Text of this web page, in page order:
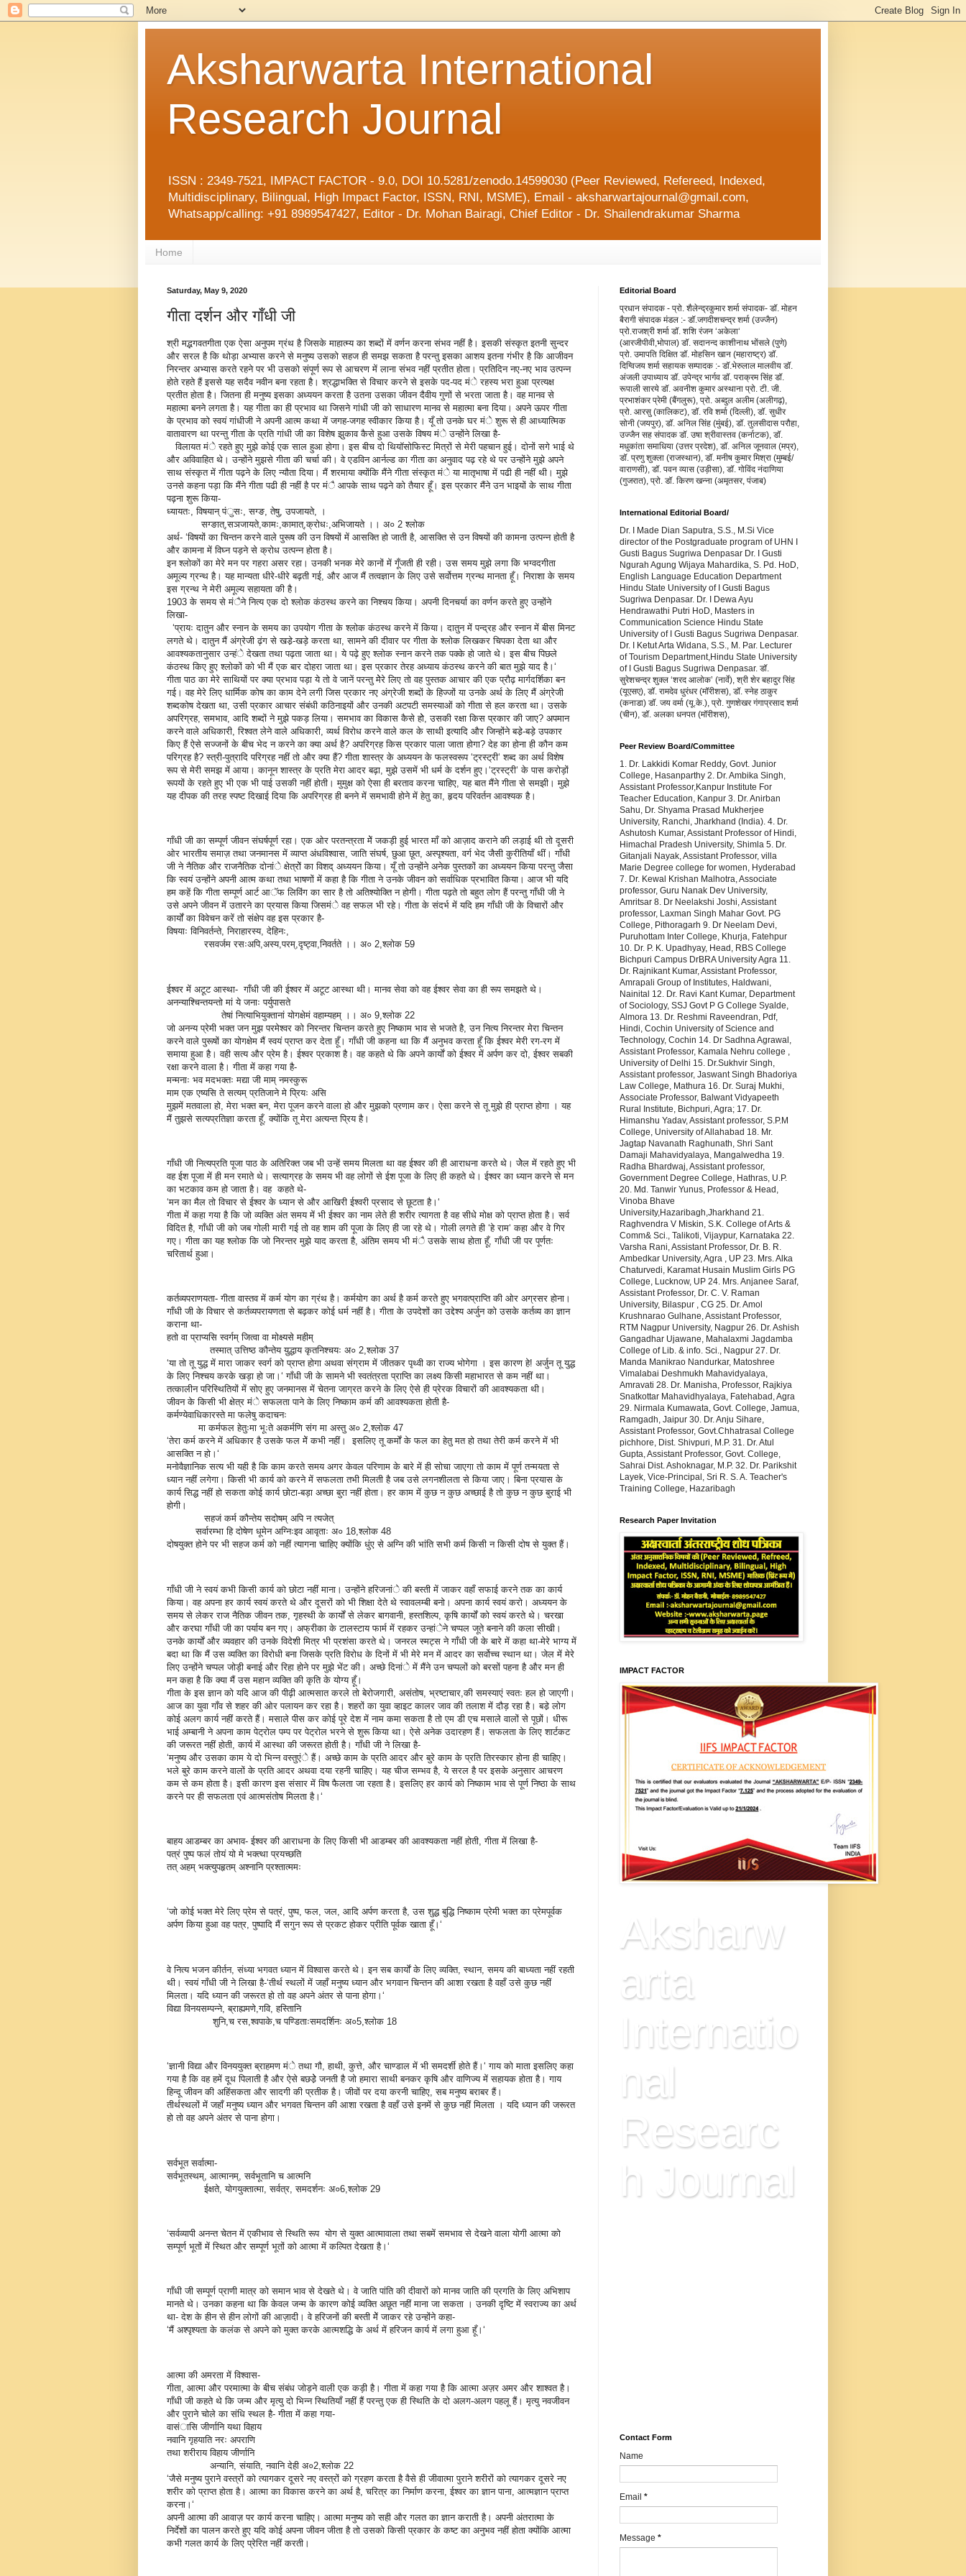
Aksharwarta International
Research Journal
ISSN : 2349-7521, IMPACT FACTOR - 9.0, DOI 10.5281/zenodo.14599030 (Peer Reviewed, Refereed, Indexed,
Multidisciplinary, Bilingual, High Impact Factor, ISSN, RNI, MSME), Email - aksharwartajournal@gmail.com,
Whatsapp/calling: +91 8989547427, Editor - Dr. Mohan Bairagi, Chief Editor - Dr. Shailendrakumar Sharma
Home
Saturday, May 9, 2020
गीता दर्शन और गाँधी जी
श्री मद्भगवतगीता एक ऐसा अनुपम ग्रंथ है जिसके माहात्म्य का शब्दों में वर्णन करना संभव नहीं है। इसकी संस्कृत इतनी सुन्दर
और सरल है कि थोड़ा अभ्यास करने से मनुष्य उसको सहज ही समझ सकता है परन्तु इसका आशय इतना गंभीर है कि आजीवन
निरन्तर अभ्यास करते रहने पर भी उसको संपूर्ण रूप से आचरण में लाना संभव नहीं प्रतीत होता। प्रतिदिन नए-नए भाव उत्पन्न
होते रहते हैं इससे यह सदैव नवीन बना रहता है। श्रद्धाभक्ति से विचार करने से इसके पद-पद मंे रहस्य भरा हुआ प्रत्यक्ष
प्रतीत होता है। जितना ही मनुष्य इसका अध्ययन करता है उतना उसका जीवन दैवीय गुणों से भरता जाता है। वह मानव से
महात्मा बनने लगता है। यह गीता का ही प्रभाव था जिसने गांधी जी को साधारण मानव से महात्मा बना दिया। अपने ऊपर गीता
के प्रभाव को स्वयं गांधीजी ने अपनी आत्म कथा में जगह-जगह स्वीकार किया है। यूँ तो उनके घर मंे शुरू से ही आध्यात्मिक
वातावारण था परन्तु गीता के प्रति गांधी जी का विशेष झुकाव कैसे हुआ उसके विषय मंे उन्होंने लिखा है-
विलायत मंे रहते हुए मुझे कोई एक साल हुआ होगा। इस बीच दो थियाॅसोफिस्ट मित्रों से मेरी पहचान हुई। दोनों सगे भाई थे
और अविवाहित थे। उन्होंने मुझसे गीता की चर्चा की। वे एडविन आर्नल्ड का गीता का अनुवाद पढ़ रहे थे पर उन्होंने मुझे अपने
साथ संस्कृत में गीता पढ़ने के लिए न्यौता दिया। मैं शरमाया क्योंकि मैंने गीता संस्कृत मंे या मातृभाषा में पढी ही नहीं थी। मुझे
उनसे कहना पड़ा कि मैंने गीता पढी ही नहीं है पर मंै आपके साथ पढ़ने को तैयार हूँ। इस प्रकार मैंने उन भाइयों के साथ गीता
पढ़ना शुरू किया-
ध्यायतः, विषयान् पंुसः, सग्ङ, तेषु, उपजायते, ।
सग्ङात्,सञजायते,कामः,कामात्,क्रोधः,अभिजायते ।। अ० 2 श्लोक
अर्थ- ‘विषयों का चिन्तन करने वाले पुरूष की उन विषयों में आसक्ति हो जाती है, आसक्ति से उन विषयों की कामना उत्पन्न होती है
और कामना में विघ्न पड़ने से क्रोध उत्पन्न होता है।
इन श्लोकों का मेरे मन पर गहरा असर रहा। उनकी भनक मेरे कानों में गूँजती ही रही। उस समय मुझे लगा कि भग्वदगीता
अमूल्य ग्रन्थ है। यह मान्यता धीरे-धीरे बढ़ती गई, और आज मैं तत्वज्ञान के लिए उसे सर्वोत्तम ग्रन्थ मानता हूँ। निराशा के समय
इस ग्रन्थ ने मेरी अमूल्य सहायता की है।
1903 के समय से मंैने नित्य एक दो श्लोक कंठस्थ करने का निश्चय किया। अपनी दिनचर्या का वर्णन करते हुए उन्होंने
लिखा-
‘प्रायः दातुन और स्नान के समय का उपयोग गीता के श्लोक कंठस्थ करने में किया। दातुन में पन्द्रह और स्नान में बीस मिनट
लगते थे। दातुन मैं अंग्रेजी ढ़ंग से खडे़-खड़े करता था, सामने की दीवार पर गीता के श्लोक लिखकर चिपका देता था और
आवश्यकतानुसार उन्हंे देखता तथा पढ़ता जाता था। ये पढ़े हुए श्लोक स्नान करने तक पक्के हो जाते थे। इस बीच पिछले
कंठस्थ किए हुए श्लोकों को भी मैं एक बार दोहरा जाता था। इस प्रकार तेरह अध्याय कंठस्थ करने की बात मुझे याद है।‘
गीता पाठ का मेरे साथियों पर क्या प्रभाव पड़ा ये तो वे जानें परन्तु मेेरे लिए तो वह पुस्तक आचार की एक प्रौढ़ मार्गदर्शिका बन
गई। वह मेरे लिए धार्मिक कोष का काम देने लगी जिस प्रकार नए अंग्रेजी शब्दों के हिज्जों या उनके अर्थ के लिए मैं अंग्रेजी
शब्दकोष देखता था, उसी प्रकार आचार संबंधी कठिनाइयों और उनकी अटपटी समस्याओं को गीता से हल करता था। उसके
अपरिग्रह, समभाव, आदि शब्दों ने मुझे पकड़ लिया। समभाव का विकास कैसे होे, उसकी रक्षा किस प्रकार की जाए? अपमान
करने वाले अधिकारी, रिश्वत लेने वाले अधिकारी, व्यर्थ विरोध करने वाले कल के साथी इत्यादि और जिन्होंने बडे़-बड़े उपकार
किए हैं ऐसे सज्जनों के बीच भेद न करने का क्या अर्थ है? अपरिग्रह किस प्रकार पाला जाता होगा? देह का होना ही कौन कम
परिग्रह है? स्त्री-पुत्रादि परिग्रह नहीं तो और क्या हैं? गीता शास्त्र के अध्ययन के फलस्वरूप ‘ट्रस्ट्री‘ शब्द का अर्थ विशेष
रूप से मेरी समझ में आया। कानून शास्त्र के प्रति मेरा आदर बढ़ा, मुझे उसमें भी धर्म के दर्शन हुए।‘ट्रस्ट्री‘ के पास करोड़ों
रूपयों के रहते हुए भी एक भी पाई उसकी नहीं होती। मुमुक्ष को ऐसा ही बरताव करना चाहिए, यह बात मैंने गीता से समझी। मुझे
यह दीपक की तरह स्पष्ट दिखाई दिया कि अपरिग्रह ही बनने में समभावी होने में हेतु का, हृदय परिवर्तन आवश्यक है।
गाँधी जी का सम्पूर्ण जीवन संघर्षपूर्ण रहा। एक ओर परतन्त्रता मेें जकड़ी हुई भारत माँ को आज़ाद कराने की लड़ाई थी तो दूसरी
ओर भारतीय समाज़ तथा जनमानस में व्याप्त अंधविश्वास, जाति संघर्ष, छुआ छूत, अस्पृश्यता, वर्ग भेद जैसी कुरीतियाँ थीं। गाँधी
जी ने नैतिक और राजनैतिक दोनांे क्षेत्रोें का विशद् अध्ययन किया। यूँ तो उन्होंने अनेक पुस्तकों का अध्ययन किया परन्तु जैसा
कि स्वयं उन्होंने अपनी आत्म कथा तथा भाषणों में कहा है कि गीता ने उनके जीवन को सर्वाधिक प्रभावित किया। आज भी यदि
हम कहें कि गीता सम्पूर्ण आर्ट आॅफ लिविंग का सार है तो अतिश्योक्ति न होगी। गीता पढ़ते तो बहुत लोग हैं परन्तु गाँधी जी ने
उसे अपने जीवन में उतारने का प्रयास किया जिसमंे वह सफल भी रहे। गीता के संदर्भ में यदि हम गाँधी जी के विचारों और
कार्यों का विवेचन करें तो संक्षेप वह इस प्रकार है-
विषयाः विनिवर्तन्ते, निराहारस्य, देहिनः,
रसवर्जम रसःअपि,अस्य,परम्,दृष्ट्वा,निवर्तते ।। अ० 2,श्लोक 59
ईश्वर में अटूट आस्था- गाँधी जी की ईश्वर में अटूट आस्था थी। मानव सेवा को वह ईश्वर सेवा का ही रूप समझते थे।
अनन्याश्चिन्तयन्तो मां ये जनाः पर्युपासते
तेषां नित्याभियुक्तानां योगक्षेमं वहाम्यहम् ।। अ० 9,श्लोक 22
जो अनन्य प्रेमी भक्त जन मुझ परमेश्वर को निरन्तर चिन्तन करते हुए निष्काम भाव से भजते है, उन नित्य निरन्तर मेरा चिन्तन
करने वाले पुरूषों का योगक्षेम मैं स्वयं प्राप्त कर देता हूँ। गाँधी जी कहना था कि मैं अनुभव करता हूँ कि ईश्वर मेरी रग-रग में
समाया हुआ है। वही सत्य और प्रेम है। ईश्वर प्रकाश है। वह कहते थे कि अपने कार्याें को ईश्वर में अर्पण कर दो, ईश्वर सबकी
रक्षा करने वाला है। गीता में कहा गया है-
मन्मनाः भव मदभक्तः मद्या जी माम् नमस्कुरू
माम एक एष्यसि ते सत्यम् प्रतिजाने मे प्रियः असि
मुझमें मतवाला हो, मेरा भक्त बन, मेरा पूजन करने वाला हो और मुझको प्रणाम कर। ऐसा करने से तू मुझे ही प्राप्त होगा । यह
मैं तुझसे सत्यप्रतिज्ञा करता हूँ, क्योंकि तू मेरा अत्यन्त प्रिय है।
गाँधी जी नित्यप्रति पूजा पाठ के अतिरिक्त जब भी उन्हें समय मिलता था वह ईश्वर की ही आराधना करते थे। जेेल में रहते हुए भी
वह ईश पूजा में ही मन रमाते थे। सत्याग्रह के समय भी वह लोगों से ईश पूजा के लिए ही कहते थे। ईश्वर का ध्यान करने से मन
का भटकाव कम हो जाता है। वह कहते थे-
‘मन का मैल तो विचार से ईश्वर के ध्यान से और आखिरी ईश्वरी प्रसाद से छूटता है।‘
गीता में कहा गया है कि जो व्यक्ति अंत समय में भी ईश्वर का नाम लेते ही शरीर त्यागता है वह सीधे मोक्ष को प्राप्त होता है। सर्व
विदित है, गाँधी जी को जब गोली मारी गई तो वह शाम की पूजा के लिए ही जा रहे थे। गोली लगते ही ‘हे राम‘ कहा और वे गिर
गए। गीता का यह श्लोक कि जो निरन्तर मुझे याद करता है, अंतिम समय भी मंै उसके साथ होता हूँ, गाँधी जी पर पूर्णतः
चरितार्थ हुआ।
कर्तव्यपराणयता- गीता वास्तव में कर्म योग का ग्रंथ है। कर्मयोग का अर्थ है कर्म करते हुए भगवत्प्राप्ति की ओर अग्रसर होना।
गाँधी जी के विचार से कर्तव्यपरायणता से बढ़कर कोई धर्म नहीं है। गीता के उपदेशों का उद्देश्य अर्जुन को उसके कर्तव्य का ज्ञान
कराना था-
हतो वा प्राप्यसि स्वर्गम् जित्वा वा मोक्ष्यसे महीम्
तस्मात् उत्तिष्ठ कौन्तेय यु़द्धाय कृतनिश्चयः अ० 2,श्लोक 37
‘या तो तू युद्ध में मारा जाकर स्वर्ग को प्राप्त होगा अथवा संग्राम में जीतकर पृथ्वी का राज्य भोगेगा । इस कारण हे! अर्जुन तू युद्ध
के लिए निश्चय करके खड़ा हो जा।‘ गाँधी जी के सामने भी स्वतंत्रता प्राप्ति का लक्ष्य किसी महाभारत से कम नहीं था।
तत्कालीन परिस्थितियों में सोए हुए जनमानस में चेतना जाग्रत करने के लिए ऐसे ही प्रेरक विचारों की आवश्यकता थी।
जीवन के किसी भी क्षेत्र मंे सफलता पाने के लिए निष्काम कर्म की आवश्यकता होती है-
कर्मण्येवाधिकारस्ते मा फलेषु कदाचनः
मा कर्मफल हेतुःमा भूःते अकर्मणि संग मा अस्तु अ० 2,श्लोक 47
‘तेरा कर्म करने में अधिकार है उसके फल मेें कभी नहीं। इसलिए तू कर्मों के फल का हेतु मत हो तथा तेरी कर्म करने में भी
आसक्ति न हो।‘
मनोवैज्ञानिक सत्य भी यही है कि काम करते समय अगर केवल परिणाम के बारे में ही सोचा जाएगा तो काम में पूर्ण तन्मयता से
ध्यान नहीं लगेगा। किसी भी कार्य को करने में सफलता तभी मिलती है जब उसे लगनशीलता से किया जाए। बिना प्रयास के
कार्य सिद्ध नहीं हो सकता कोई कार्य छोटा-बड़ा अच्छा बुरा नहीं होता। हर काम में कुछ न कुछ अच्छाई है तो कुछ न कुछ बुराई भी
होगी।
सहजं कर्म कौन्तेय सदोषम् अपि न त्यजेत्
सर्वारम्भा हि दोषेण धूमेन अग्निःइव आवृताः अ० 18,श्लोक 48
दोषयुक्त होने पर भी सहज कर्म को नहीं त्यागना चाहिए क्योंकि धुंए से अग्नि की भांति सभी कर्म किसी न किसी दोष से युक्त हैं।
गाँधी जी ने स्वयं कभी किसी कार्य को छोटा नहीं माना। उन्होंने हरिजनांे की बस्ती में जाकर वहाँ सफाई करने तक का कार्य
किया। वह अपना हर कार्य स्वयं करते थे और दूसरों को भी शिक्षा देते थे स्वावलम्बी बनो। अपना कार्य स्वयं करो। अध्ययन के
समय से लेकर राज नैतिक जीवन तक, गृहस्थी के कार्यों से लेकर बागवानी, हस्तशिल्प, कृषि कार्यों को स्वयं करते थे। चरखा
और करघा गाँधी जी का पर्याय बन गए। अफ्रीका के टालस्टाय फार्म में रहकर उन्हांेने चप्पल जूते बनाने की कला सीखी।
उनके कार्याें और व्यवहार की उनके विदेशी मित्र भी प्रशंसा करते थे। जनरल स्मट्स ने गाँधी जी के बारे में कहा था-मेरे भाग्य में
बदा था कि मैं उस व्यक्ति का विरोधी बना जिसके प्रति विरोध के दिनों में भी मेरे मन में आदर का सर्वोच्च स्थान था। जेल में मेरे
लिए उन्होंने चप्पल जोड़ी बनाई और रिहा होने पर मुझे भेंट की। अच्छे दिनांे में मैंने उन चप्पलों को बरसों पहना है और मन ही
मन कहा है कि क्या मैं उस महान व्यक्ति की कृति के योग्य हूँ।
गीता के इस ज्ञान को यदि आज की पीढ़ी आत्मसात करले तो बेरोजगारी, असंतोष, भ्रष्टाचार,की समस्याएं स्वतः हल हो जाएगी।
आज का युवा गाँव से शहर की ओर पलायन कर रहा है। शहरों का युवा व्हाइट कालर जाव की तलाश में दौड़ रहा है। बडे़ लोग
कोई अलग कार्य नहीं करते हैं। मसाले पीस कर कोई पूरे देश में नाम कमा सकता है तो एम डी एच मसाले वालों से पूछों। धीरू
भाई अम्बानी ने अपना काम पेट्रोल पम्प पर पेट्रोल भरने से शुरू किया था। ऐसे अनेक उदारहण हैं। सफलता के लिए शार्टकट
की जरूरत नहीं होती, कार्य में आस्था की जरूरत होती है। गाँधी जी ने लिखा है-
‘मनुष्य और उसका काम ये दो भिन्न वस्तुएंे हैं। अच्छे काम के प्रति आदर और बुरे काम के प्रति तिरस्कार होना ही चाहिए।
भले बुरे काम करने वालों के प्रति आदर अथवा दया रहनी चाहिए। यह चीज सम्भव है, ये सरल है पर इसके अनुसार आचरण
कम से कम होता है। इसी कारण इस संसार में विष फैलता जा रहता है। इसलिए हर कार्य को निष्काम भाव से पूर्ण निष्ठा के साथ
करने पर ही सफलता एवं आत्मसंतोष मिलता है।‘
बाहय आडम्बर का अभाव- ईश्वर की आराधना के लिए किसी भी आडम्बर की आवश्यकता नहीं होती, गीता में लिखा है-
पत्रं पुष्प फलं तोयं यो मे भक्त्था प्रयच्छति
तत् अहम् भक्त्युपहृतम् अश्नानि प्रश्तात्ममः
‘जो कोई भक्त मेरे लिए प्रेम से पत्रं, पुष्प, फल, जल, आदि अर्पण करता है, उस शुद्ध बुद्धि निष्काम प्रेमी भक्त का प्रेमपूर्वक
अर्पण किया हुआ वह पत्र, पुष्पादि मैं सगुन रूप से प्रकट होकर प्रीति पूर्वक खाता हूँ।‘
वे नित्य भजन कीर्तन, संध्या भगवत ध्यान में विश्वास करते थे। इन सब कार्याें के लिए व्यक्ति, स्थान, समय की बाध्यता नहीं रहती
थी। स्वयं गाँधी जी ने लिखा है-‘तीर्थ स्थलों में जहाँ मनुष्य ध्यान और भगवान चिन्तन की आशा रखता है वहाँ उसे कुछ नहीं
मिलता। यदि ध्यान की जरूरत हो तो वह अपने अंतर से पाना होगा।‘
विद्या विनयसम्पन्ने, ब्राह्यमणे,गवि, हस्तिानि
शुनि,च रस,श्वपाके,च पण्डिताःसमदर्शिनः अ०5,श्लोक 18
‘ज्ञानी विद्या और विनययुक्त ब्राहमण मंे तथा गौ, हाथी, कुत्ते, और चाण्डाल में भी समदर्शी होते हैं।‘ गाय को माता इसलिए कहा
गया है कि वह हमें दूध पिलाती है और ऐसे बछडेे़ जनती है जो हमारा साथी बनकर कृषि और वाणिज्य में सहायक होता है। गाय
हिन्दू जीवन की अहिंसकता और सादगी की प्रतीक है। जीवों पर दया करनी चाहिए, सब मनुष्य बराबर हैं।
तीर्थस्थलों में जहाँ मनुष्य ध्यान और भगवत चिन्तन की आशा रखता है वहाँ उसे इनमें से कुछ नहीं मिलता । यदि ध्यान की जरूरत
हो तो वह अपने अंतर से पाना होगा।
सर्वभूत सर्वात्मा-
सर्वभूतस्थम्, आत्मानम्, सर्वभूतानि च आत्मनि
ईक्षते, योगयुक्तात्मा, सर्वत्र, समदर्शनः अ०6,श्लोक 29
‘सर्वव्यापी अनन्त चेतन में एकीभाव से स्थिति रूप योग से युक्त आत्मावाला तथा सबमें समभाव से देखने वाला योगी आत्मा को
सम्पूर्ण भूतों में स्थित और सम्पूर्ण भूतों को आत्मा में कल्पित देखता है।‘
गाँधी जी सम्पूर्ण प्राणी मात्र को समान भाव से देखते थे। वे जाति पांति की दीवारों को मानव जाति की प्रगति के लिए अभिशाप
मानते थे। उनका कहना था कि केवल जन्म के कारण कोई व्यक्ति अछूत नहीं माना जा सकता । उनकी दृष्टि में स्वराज्य का अर्थ
था- देश के हीन से हीन लोगों की आज़ादी। वे हरिजनों की बस्ती मेें जाकर रहे उन्होंने कहा-
‘मैं अश्पृश्यता के कलंक से अपने को मुक्त करके आत्मशद्धि के अर्थ में हरिजन कार्य में लगा हुआ हूँ।‘
आत्मा की अमरता में विश्वास-
गीता, आत्मा और परमात्मा के बीच संबंध जोड़ने वाली एक कड़ी है। गीता में कहा गया है कि आत्मा अज़र अमर और शाश्वत है।
गाँधी जी कहते थे कि जन्म और मृत्यु दो भिन्न स्थितियाँ नहीं हैं परन्तु एक ही स्थिति के दो अलग-अलग पहलू हैं। मृत्यु नवजीवन
और पुराने चोले का संधि स्थल है- गीता में कहा गया-
वासंासि जीर्णानि यथा विहाय
नवानि गृहयाति नरः अपराणि
तथा शरीराय विहाय जीर्णानि
अन्यानि, संयाति, नवानि देही अ०2,श्लोक 22
‘जैसे मनुष्य पुराने वस्त्रों को त्यागकर दूसरे नए वस्त्रों को ग्रहण करता है वैसे ही जीवात्मा पुराने शरीरों को त्यागकर दूसरे नए
शरीर को प्राप्त होता है। आत्मा का विकास करने का अर्थ है, चरित्र का निर्माण करना, ईश्वर का ज्ञान पाना, आत्मज्ञान प्राप्त
करना।‘
अपनी आत्मा की आवाज़ पर कार्य करना चाहिए। आत्मा मनुष्य को सही और गलत का ज्ञान कराती है। अपनी अंतरात्मा के
निर्देशों का पालन करते हुए यदि कोई अपना जीवन जीता है तो उसको किसी प्रकार के कष्ट का अनुभव नहीं होता क्योंकि आत्मा
कभी गलत कार्य के लिए प्रेरित नहीं करती।
Editorial Board
प्रधान संपादक - प्रो. शैलेन्द्रकुमार शर्मा संपादक- डॉ. मोहन
बैरागी संपादक मंडल :- डॉ.जगदीशचन्द्र शर्मा (उज्जैन)
प्रो.राजश्री शर्मा डॉ. शशि रंजन ‘अकेला‘
(आरजीपीवी,भोपाल) डॉ. सदानन्द काशीनाथ भोंसले (पुणे)
प्रो. उमापति दिक्षित डॉ. मोहसिन खान (महाराष्ट्र) डॉ.
दिग्विजय शर्मा सहायक सम्पादक :- डॉ.भेरुलाल मालवीय डॉ.
अंजली उपाध्याय डॉ. उपेन्द्र भार्गव डॉ. पराक्रम सिंह डॉ.
रूपाली सारये डॉ. अवनीश कुमार अस्थाना प्रो. टी. जी.
प्रभाशंकर प्रेमी (बैंगलुरू), प्रो. अब्दुल अलीम (अलीगढ़),
प्रो. आरसु (कालिकट), डॉ. रवि शर्मा (दिल्ली), डॉ. सुधीर
सोनी (जयपुर), डॉ. अनिल सिंह (मुंबई), डॉ. तुलसीदास परौहा,
उज्जैन सह संपादक डॉ. उषा श्रीवास्तव (कर्नाटक), डॉ.
मधुकांता समाधिया (उत्तर प्रदेश), डॉ. अनिल जूनवाल (मप्र),
डॉ. प्रणु शुक्ला (राजस्थान), डॉ. मनीष कुमार मिश्रा (मुम्बई/
वाराणसी), डॉ. पवन व्यास (उड़ीसा), डॉ. गोविंद नंदाणिया
(गुजरात), प्रो. डॉ. किरण खन्ना (अमृतसर, पंजाब)
International Editorial Board/
Dr. I Made Dian Saputra, S.S., M.Si Vice
director of the Postgraduate program of UHN I
Gusti Bagus Sugriwa Denpasar Dr. I Gusti
Ngurah Agung Wijaya Mahardika, S. Pd. HoD,
English Language Education Department
Hindu State University of I Gusti Bagus
Sugriwa Denpasar. Dr. I Dewa Ayu
Hendrawathi Putri HoD, Masters in
Communication Science Hindu State
University of I Gusti Bagus Sugriwa Denpasar.
Dr. I Ketut Arta Widana, S.S., M. Par. Lecturer
of Tourism Department,Hindu State University
of I Gusti Bagus Sugriwa Denpasar. डॉ.
सुरेशचन्द्र शुक्ल ‘शरद आलोक’ (नार्वे), श्री शेर बहादुर सिंह
(यूएसए), डॉ. रामदेव धुरंधर (मॉरीशस), डॉ. स्नेह ठाकुर
(कनाडा) डॉ. जय वर्मा (यू.के.), प्रो. गुणशेखर गंगाप्रसाद शर्मा
(चीन), डॉ. अलका धनपत (मॉरीशस),
Peer Review Board/Committee
1. Dr. Lakkidi Komar Reddy, Govt. Junior
College, Hasanparthy 2. Dr. Ambika Singh,
Assistant Professor,Kanpur Institute For
Teacher Education, Kanpur 3. Dr. Anirban
Sahu, Dr. Shyama Prasad Mukherjee
University, Ranchi, Jharkhand (India). 4. Dr.
Ashutosh Kumar, Assistant Professor of Hindi,
Himachal Pradesh University, Shimla 5. Dr.
Gitanjali Nayak, Assistant Professor, villa
Marie Degree college for women, Hyderabad
7. Dr. Kewal Krishan Malhotra, Associate
professor, Guru Nanak Dev University,
Amritsar 8. Dr Neelakshi Joshi, Assistant
professor, Laxman Singh Mahar Govt. PG
College, Pithoragarh 9. Dr Neelam Devi,
Puruhottam Inter College, Khurja, Fatehpur
10. Dr. P. K. Upadhyay, Head, RBS College
Bichpuri Campus DrBRA University Agra 11.
Dr. Rajnikant Kumar, Assistant Professor,
Amrapali Group of Institutes, Haldwani,
Nainital 12. Dr. Ravi Kant Kumar, Department
of Sociology, SSJ Govt P G College Syalde,
Almora 13. Dr. Reshmi Raveendran, Pdf,
Hindi, Cochin University of Science and
Technology, Cochin 14. Dr Sadhna Agrawal,
Assistant Professor, Kamala Nehru college ,
University of Delhi 15. Dr.Sukhvir Singh,
Assistant professor, Jaswant Singh Bhadoriya
Law College, Mathura 16. Dr. Suraj Mukhi,
Associate Professor, Balwant Vidyapeeth
Rural Institute, Bichpuri, Agra; 17. Dr.
Himanshu Yadav, Assistant professor, S.P.M
College, University of Allahabad 18. Mr.
Jagtap Navanath Raghunath, Shri Sant
Damaji Mahavidyalaya, Mangalwedha 19.
Radha Bhardwaj, Assistant professor,
Government Degree College, Hathras, U.P.
20. Md. Tanwir Yunus, Professor & Head,
Vinoba Bhave
University,Hazaribagh,Jharkhand 21.
Raghvendra V Miskin, S.K. College of Arts &
Comm& Sci., Talikoti, Vijaypur, Karnataka 22.
Varsha Rani, Assistant Professor, Dr. B. R.
Ambedkar University, Agra , UP 23. Mrs. Alka
Chaturvedi, Karamat Husain Muslim Girls PG
College, Lucknow, UP 24. Mrs. Anjanee Saraf,
Assistant Professor, Dr. C. V. Raman
University, Bilaspur , CG 25. Dr. Amol
Krushnarao Gulhane, Assistant Professor,
RTM Nagpur University, Nagpur 26. Dr. Ashish
Gangadhar Ujawane, Mahalaxmi Jagdamba
College of Lib. & info. Sci., Nagpur 27. Dr.
Manda Manikrao Nandurkar, Matoshree
Vimalabai Deshmukh Mahavidyalaya,
Amravati 28. Dr. Manisha, Professor, Rajkiya
Snatkottar Mahavidhyalaya, Fatehabad, Agra
29. Nirmala Kumawata, Govt. College, Jamua,
Ramgadh, Jaipur 30. Dr. Anju Sihare,
Assistant Professor, Govt.Chhatrasal College
pichhore, Dist. Shivpuri, M.P. 31. Dr. Atul
Gupta, Assistant Professor, Govt. College,
Sahrai Dist. Ashoknagar, M.P. 32. Dr. Parikshit
Layek, Vice-Principal, Sri R. S. A. Teacher's
Training College, Hazaribagh
Research Paper Invitation
IMPACT FACTOR
Aksharw
arta
Internatio
nal
Researc
h Journal
Contact Form
Name
Email *
Message *